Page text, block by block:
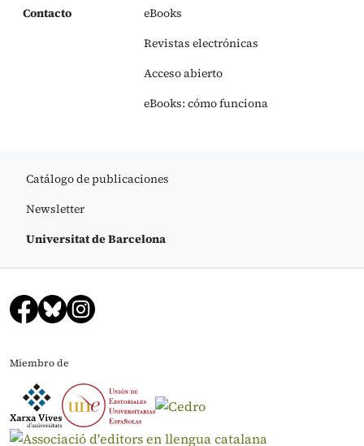
Contacto
eBooks
Revistas electrónicas
Acceso abierto
eBooks: cómo funciona
Catálogo de publicaciones
Newsletter
Universitat de Barcelona
Miembro de